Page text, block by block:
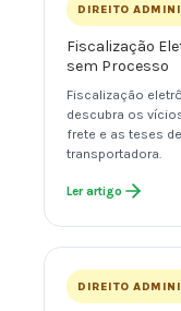
DIREITO
Fiscalização
sem Processo
Fiscalização
descubra os
frete e as teses
transportadora.
Ler artigo
DIREITO